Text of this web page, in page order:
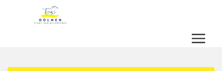
Zum Header
Zum Hauptinhalt
Zum Footer
Zum Hauptinhalt springen